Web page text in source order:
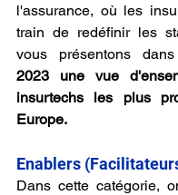
l'assurance, où les
train de redéfinir les
vous présentons
2023 une vue
insurtechs les plus
Europe.
Enablers
Dans cette catégorie,